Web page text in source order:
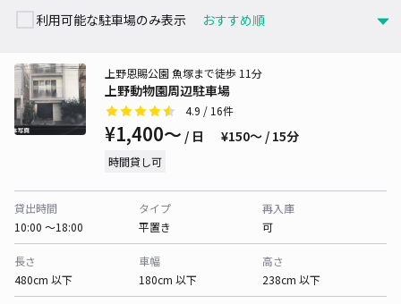
利用可能な駐車場のみ表示
上野動物園周辺駐車場
上野恩賜公園 魚塚まで徒歩 11分
4.9 / 16件
¥1,400〜 / 日 ¥150〜 / 15分
時間貸し可
貸出時間
10:00 〜18:00
タイプ
平置き
再入庫
可
長さ
480cm 以下
車幅
180cm 以下
高さ
238cm 以下